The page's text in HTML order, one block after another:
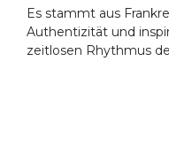
Es stammt aus
Authentizität und
zeitlosen Rhythmus